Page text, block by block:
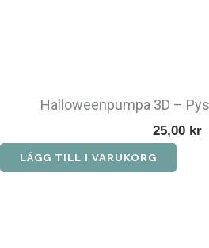
Halloweenpumpa 3D –
25,00 kr
LÄGG TILL I VARUKORG